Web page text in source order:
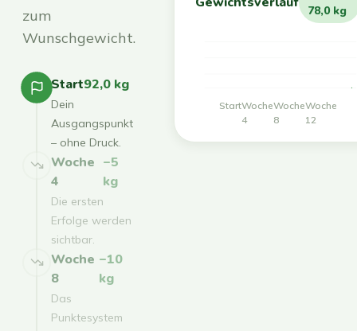
zum
Wunschgewicht.
Start92,0 kg
Dein
Ausgangspunkt
– ohne Druck.
Woche
4
−5
kg
Die ersten
Erfolge werden
sichtbar.
Woche
8
−10
kg
Das
Punktesystem
78,0 kg
StartWoche
4
Woche
8
Woche
12